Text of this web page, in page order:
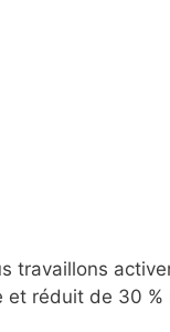
travaillons
et réduit de 30